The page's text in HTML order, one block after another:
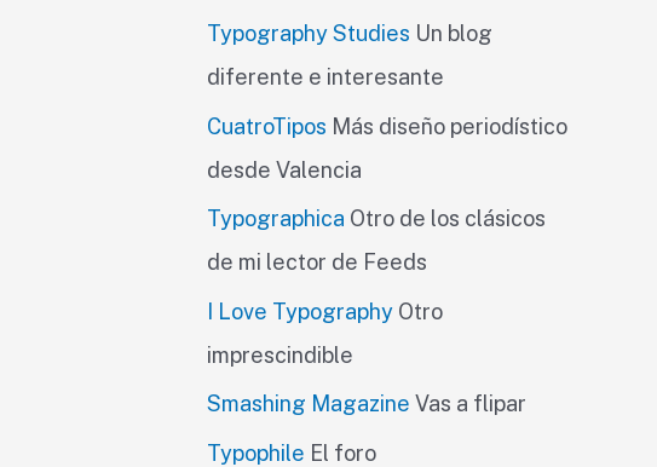
Typography Studies Un blog
diferente e interesante
CuatroTipos Más diseño periodístico
desde Valencia
Typographica Otro de los clásicos
de mi lector de Feeds
I Love Typography Otro
imprescindible
Smashing Magazine Vas a flipar
Typophile El foro